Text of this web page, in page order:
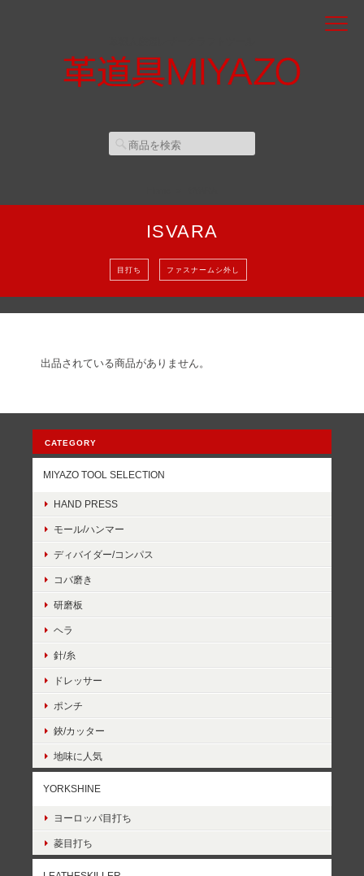
ISVARA
目打ち ファスナームシ外し
出品されている商品がありません。
CATEGORY
MIYAZO TOOL SELECTION
HAND PRESS
モール/ハンマー
ディバイダー/コンパス
コバ磨き
研磨板
ヘラ
針/糸
ドレッサー
ポンチ
鋏/カッター
地味に人気
YORKSHINE
ヨーロッパ目打ち
菱目打ち